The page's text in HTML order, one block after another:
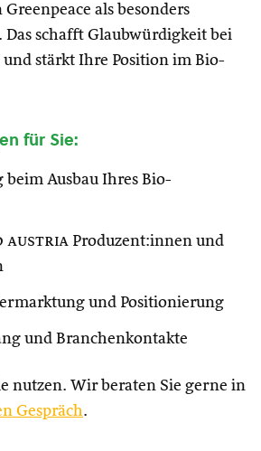
als besonders
schafft Glaubwürdigkeit bei
stärkt Ihre Position im Bio-
für Sie:
Ausbau Ihres Bio-
austria Produzent:innen und
und Positionierung
und Branchenkontakte
nutzen. Wir beraten Sie gerne in
Gespräch.